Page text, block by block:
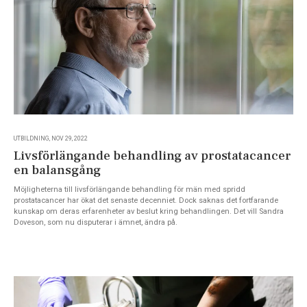
UTBILDNING, NOV 29, 2022
Livsförlängande behandling av prostatacancer
en balansgång
Möjligheterna till livsförlängande behandling för män med spridd
prostatacancer har ökat det senaste decenniet. Dock saknas det fortfarande
kunskap om deras erfarenheter av beslut kring behandlingen. Det vill Sandra
Doveson, som nu disputerar i ämnet, ändra på.